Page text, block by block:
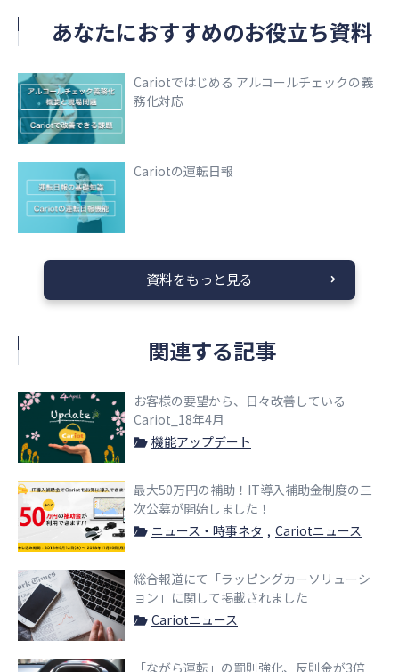
あなたにおすすめのお役立ち資料
Cariotではじめる アルコールチェックの義
務化対応
Cariotの運転日報
資料をもっと見る
関連する記事
お客様の要望から、日々改善している
Cariot_18年4月
機能アップデート
最大50万円の補助！IT導入補助金制度の三
次公募が開始しました！
ニュース・時事ネタ
Cariotニュース
総合報道にて「ラッピングカーソリューシ
ョン」に関して掲載されました
Cariotニュース
「ながら運転」の罰則強化、反則金が3倍